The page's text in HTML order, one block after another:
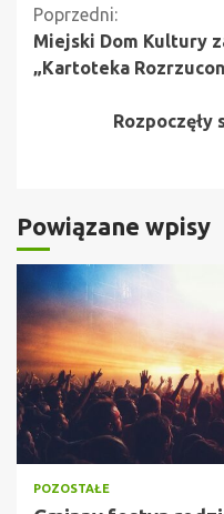
Kontynuuj
czytanie
Poprzedni:
Miejski Dom Kultury
„Kartoteka
Powiązane wpisy
POZOSTAŁE